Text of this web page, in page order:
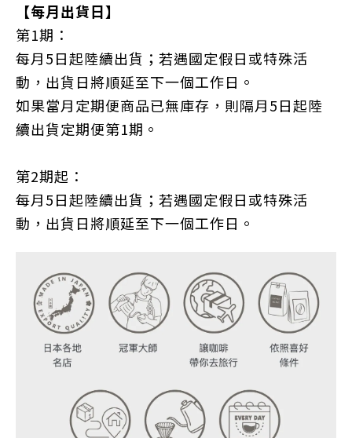
【每月出貨日】
第1期：
每月5日起陸續出貨；若遇國定假日或特殊活
動，出貨日將順延至下一個工作日。
如果當月定期便商品已無庫存，則隔月5日起陸
續出貨定期便第1期。
第2期起：
每月5日起陸續出貨；若遇國定假日或特殊活
動，出貨日將順延至下一個工作日。